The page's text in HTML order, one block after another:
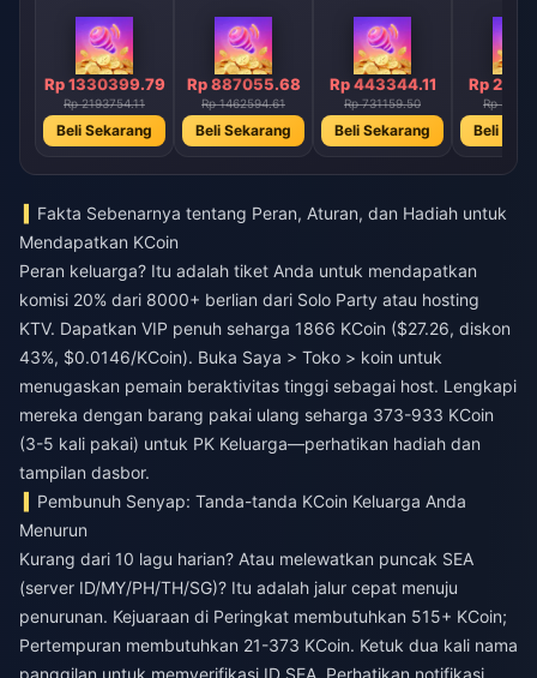
Rp 1330399.79
Rp 2193754.11
Beli Sekarang
Rp 887055.68
Rp 1462594.61
Beli Sekarang
Rp 443344.11
Rp 731159.50
Beli Sekarang
Rp
Rp
Beli
Fakta Sebenarnya tentang Peran, Aturan, dan Hadiah untuk
Mendapatkan KCoin
Peran keluarga? Itu adalah tiket Anda untuk mendapatkan
komisi 20% dari 8000+ berlian dari Solo Party atau hosting
KTV. Dapatkan VIP penuh seharga 1866 KCoin ($27.26, diskon
43%, $0.0146/KCoin). Buka Saya > Toko > koin untuk
menugaskan pemain beraktivitas tinggi sebagai host. Lengkapi
mereka dengan barang pakai ulang seharga 373-933 KCoin
(3-5 kali pakai) untuk PK Keluarga—perhatikan hadiah dan
tampilan dasbor.
Pembunuh Senyap: Tanda-tanda KCoin Keluarga Anda
Menurun
Kurang dari 10 lagu harian? Atau melewatkan puncak SEA
(server ID/MY/PH/TH/SG)? Itu adalah jalur cepat menuju
penurunan. Kejuaraan di Peringkat membutuhkan 515+ KCoin;
Pertempuran membutuhkan 21-373 KCoin. Ketuk dua kali nama
panggilan untuk memverifikasi ID SEA. Perhatikan notifikasi